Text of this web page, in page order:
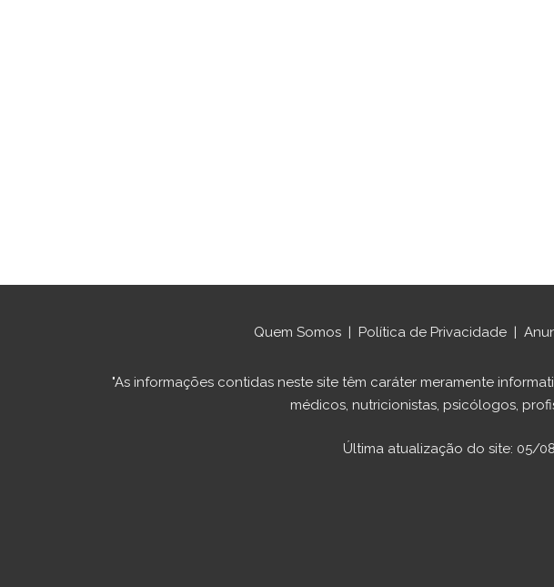
Quem Somos| Política de Privacidade|
"As informações contidas neste site têm caráter meramente
médicos, nutricionistas, psicólogos,
Última atualização do site: 05/